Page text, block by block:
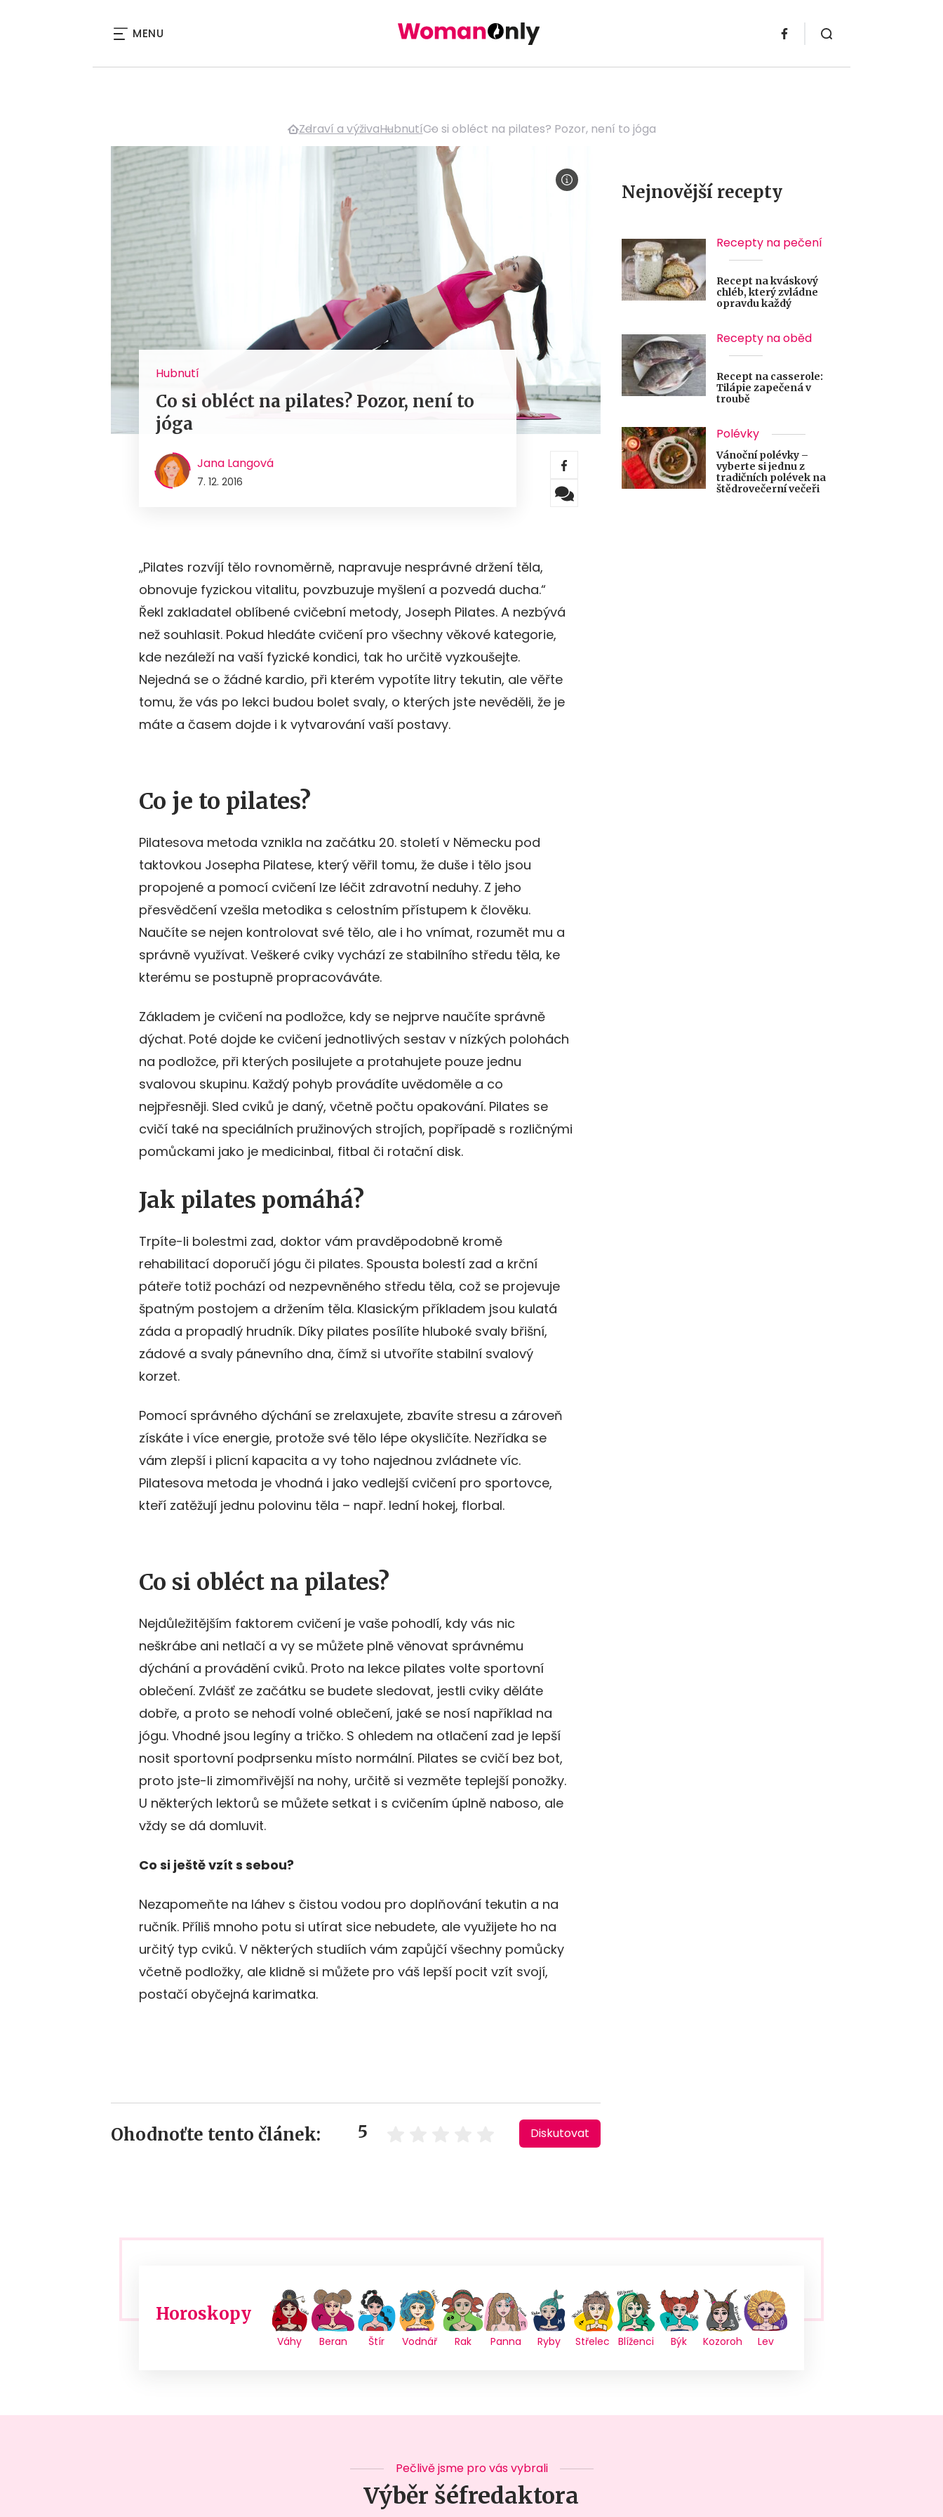
MENU
Zdraví a výživaHubnutíCo si obléct na pilates? Pozor, není to jóga
Hubnutí
Co si obléct na pilates? Pozor, není to
jóga
Jana Langová
7. 12. 2016
„Pilates rozvíjí tělo rovnoměrně, napravuje nesprávné držení těla,
obnovuje fyzickou vitalitu, povzbuzuje myšlení a pozvedá ducha.“
Řekl zakladatel oblíbené cvičební metody, Joseph Pilates. A nezbývá
než souhlasit. Pokud hledáte cvičení pro všechny věkové kategorie,
kde nezáleží na vaší fyzické kondici, tak ho určitě vyzkoušejte.
Nejedná se o žádné kardio, při kterém vypotíte litry tekutin, ale věřte
tomu, že vás po lekci budou bolet svaly, o kterých jste nevěděli, že je
máte a časem dojde i k vytvarování vaší postavy.
Co je to pilates?
Pilatesova metoda vznikla na začátku 20. století v Německu pod
taktovkou Josepha Pilatese, který věřil tomu, že duše i tělo jsou
propojené a pomocí cvičení lze léčit zdravotní neduhy. Z jeho
přesvědčení vzešla metodika s celostním přístupem k člověku.
Naučíte se nejen kontrolovat své tělo, ale i ho vnímat, rozumět mu a
správně využívat. Veškeré cviky vychází ze stabilního středu těla, ke
kterému se postupně propracováváte.
Základem je cvičení na podložce, kdy se nejprve naučíte správně
dýchat. Poté dojde ke cvičení jednotlivých sestav v nízkých polohách
na podložce, při kterých posilujete a protahujete pouze jednu
svalovou skupinu. Každý pohyb provádíte uvědoměle a co
nejpřesněji. Sled cviků je daný, včetně počtu opakování. Pilates se
cvičí také na speciálních pružinových strojích, popřípadě s rozličnými
pomůckami jako je medicinbal, fitbal či rotační disk.
Jak pilates pomáhá?
Trpíte-li bolestmi zad, doktor vám pravděpodobně kromě
rehabilitací doporučí jógu či pilates. Spousta bolestí zad a krční
páteře totiž pochází od nezpevněného středu těla, což se projevuje
špatným postojem a držením těla. Klasickým příkladem jsou kulatá
záda a propadlý hrudník. Díky pilates posílíte hluboké svaly břišní,
zádové a svaly pánevního dna, čímž si utvoříte stabilní svalový
korzet.
Pomocí správného dýchání se zrelaxujete, zbavíte stresu a zároveň
získáte i více energie, protože své tělo lépe okysličíte. Nezřídka se
vám zlepší i plicní kapacita a vy toho najednou zvládnete víc.
Pilatesova metoda je vhodná i jako vedlejší cvičení pro sportovce,
kteří zatěžují jednu polovinu těla – např. lední hokej, florbal.
Co si obléct na pilates?
Nejdůležitějším faktorem cvičení je vaše pohodlí, kdy vás nic
neškrábe ani netlačí a vy se můžete plně věnovat správnému
dýchání a provádění cviků. Proto na lekce pilates volte sportovní
oblečení. Zvlášť ze začátku se budete sledovat, jestli cviky děláte
dobře, a proto se nehodí volné oblečení, jaké se nosí například na
jógu. Vhodné jsou legíny a tričko. S ohledem na otlačení zad je lepší
nosit sportovní podprsenku místo normální. Pilates se cvičí bez bot,
proto jste-li zimomřivější na nohy, určitě si vezměte teplejší ponožky.
U některých lektorů se můžete setkat i s cvičením úplně naboso, ale
vždy se dá domluvit.
Co si ještě vzít s sebou?
Nezapomeňte na láhev s čistou vodou pro doplňování tekutin a na
ručník. Příliš mnoho potu si utírat sice nebudete, ale využijete ho na
určitý typ cviků. V některých studiích vám zapůjčí všechny pomůcky
včetně podložky, ale klidně si můžete pro váš lepší pocit vzít svojí,
postačí obyčejná karimatka.
Ohodnoťte tento článek: 5 Diskutovat
Nejnovější recepty
Recepty na pečení
Recept na kváskový
chléb, který zvládne
opravdu každý
Recepty na oběd
Recept na casserole:
Tilápie zapečená v
troubě
Polévky
Vánoční polévky –
vyberte si jednu z
tradičních polévek na
štědrovečerní večeři
Horoskopy
Váhy Beran Štír Vodnář Rak Panna Ryby Střelec Blíženci Býk Kozoroh Lev
Pečlivě jsme pro vás vybrali
Výběr šéfredaktora